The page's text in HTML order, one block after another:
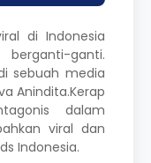
di Indonesia
ganti.
sebuah media
Anindita.Kerap
dalam
viral dan
Indonesia.